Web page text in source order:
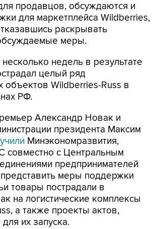
продавцов, обсуждаются и
для маркетплейса Wildberries,
раскрывать
меры.
недель в результате
целый ряд
объектов Wildberries-Russ в
РФ.
Александр Новак и
президента Максим
Минэкономразвития,
с Центральным
предпринимателей
представить меры поддержки
товары пострадали в
на логистические комплексы
а также проекты актов,
их запуска.